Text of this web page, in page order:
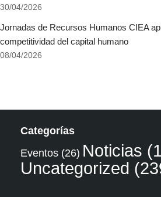
30/04/2026
Jornadas de Recursos Humanos CIEA
competitividad del capital humano
08/04/2026
Categorías
Eventos (26) Noticias
Uncategorized